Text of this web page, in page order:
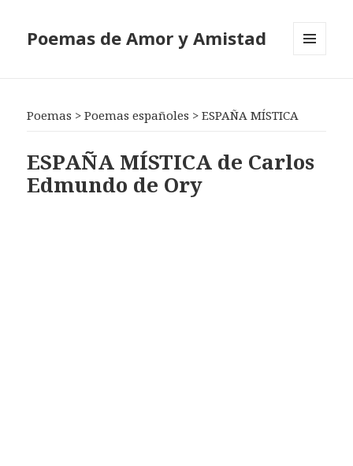
Poemas de Amor y Amistad
Poemas >Poemas españoles >ESPAÑA MÍSTICA
ESPAÑA MÍSTICA de Carlos
Edmundo de Ory